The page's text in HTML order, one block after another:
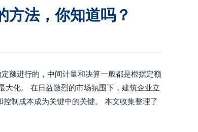
方法，你知道吗？
额进行的，中间计量和决算一般都是根据定额
大化。 在日益激烈的市场氛围下，建筑企业立
制成本成为关键中的关键。 本文收集整理了